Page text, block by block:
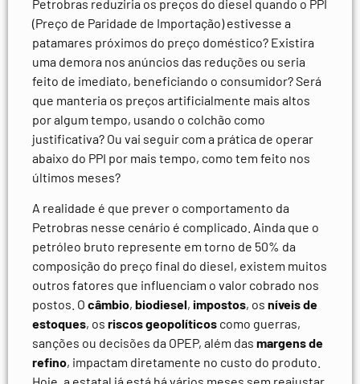
Petrobras reduziria os preços do diesel quando o PPI
(Preço de Paridade de Importação) estivesse a
patamares próximos do preço doméstico? Existira
uma demora nos anúncios das reduções ou seria
feito de imediato, beneficiando o consumidor? Será
que manteria os preços artificialmente mais altos
por algum tempo, usando o colchão como
justificativa? Ou vai seguir com a prática de operar
abaixo do PPI por mais tempo, como tem feito nos
últimos meses?
A realidade é que prever o comportamento da
Petrobras nesse cenário é complicado. Ainda que o
petróleo bruto represente em torno de 50% da
composição do preço final do diesel, existem muitos
outros fatores que influenciam o valor cobrado nos
postos. O câmbio, biodiesel, impostos, os níveis de
estoques, os riscos geopolíticos como guerras,
sanções ou decisões da OPEP, além das margens de
refino, impactam diretamente no custo do produto.